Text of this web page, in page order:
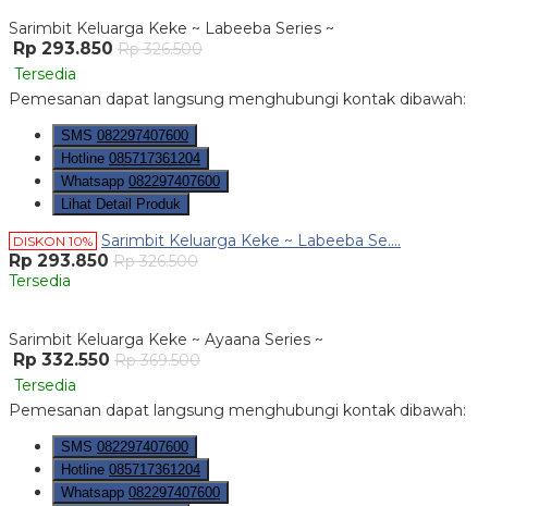
Sarimbit Keluarga Keke ~ Labeeba Series ~
Rp 293.850 Rp 326.500
Tersedia
Pemesanan dapat langsung menghubungi kontak dibawah:
SMS 082297407600
Hotline 085717361204
Whatsapp 082297407600
Lihat Detail Produk
DISKON 10% Sarimbit Keluarga Keke ~ Labeeba Se....
Rp 293.850 Rp 326.500
Tersedia
Sarimbit Keluarga Keke ~ Ayaana Series ~
Rp 332.550 Rp 369.500
Tersedia
Pemesanan dapat langsung menghubungi kontak dibawah:
SMS 082297407600
Hotline 085717361204
Whatsapp 082297407600